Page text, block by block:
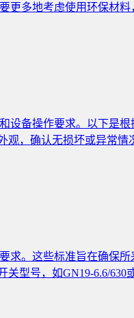
更多地考虑使用环保材
设备操作要求。以下是
观，确认无损坏或异常
求。这些标准旨在确保
型号，如GN19-6.6/630